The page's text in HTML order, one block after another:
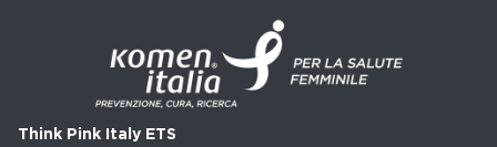
Think Pink Italy ETS